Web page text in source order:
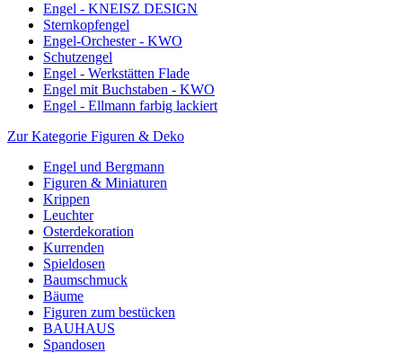
Engel - KNEISZ DESIGN
Sternkopfengel
Engel-Orchester - KWO
Schutzengel
Engel - Werkstätten Flade
Engel mit Buchstaben - KWO
Engel - Ellmann farbig lackiert
Zur Kategorie Figuren & Deko
Engel und Bergmann
Figuren & Miniaturen
Krippen
Leuchter
Osterdekoration
Kurrenden
Spieldosen
Baumschmuck
Bäume
Figuren zum bestücken
BAUHAUS
Spandosen